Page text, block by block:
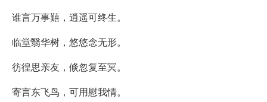
谁言万事囏，逍遥可终生。
临堂翳华树，悠悠念无形。
彷徨思亲友，倐忽复至冥。
寄言东飞鸟，可用慰我情。